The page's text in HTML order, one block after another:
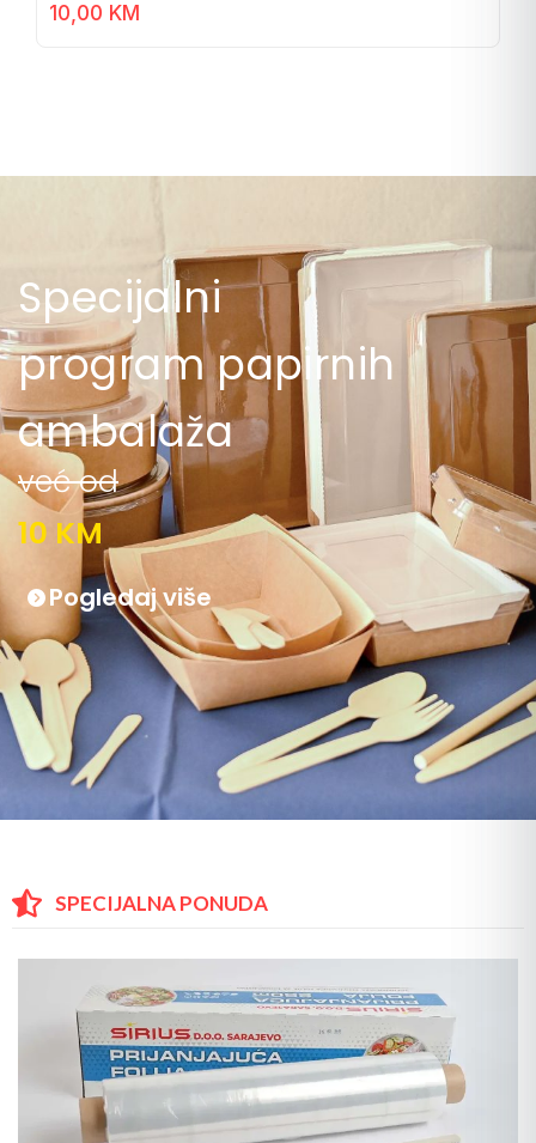
10,00 KM
Specijalni
program papirnih
ambalaža
već od
10 KM
Pogledaj više
SPECIJALNA PONUDA